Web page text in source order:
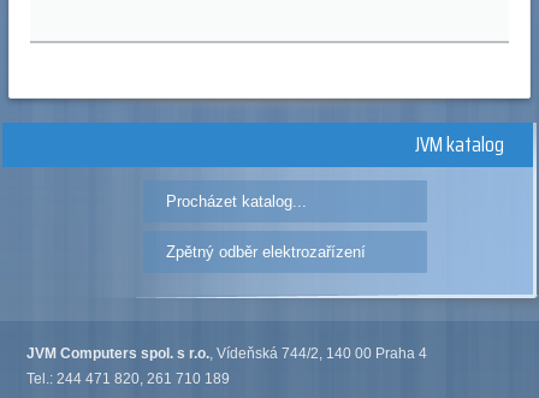
JVM katalog
Procházet katalog...
Zpětný odběr elektrozařízení
JVM Computers spol. s r.o., Vídeňská 744/2, 140 00 Praha 4
Tel.: 244 471 820, 261 710 189